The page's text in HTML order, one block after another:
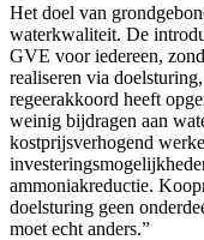
Het doel van
waterkwaliteit. De
GVE voor iedereen,
realiseren via
regeerakkoord heeft
weinig bijdragen aan
kostprijsverhogend
ammoniakreductie.
doelsturing geen
moet echt anders.”